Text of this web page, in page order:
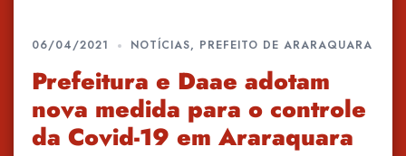
06/04/2021 NOTÍCIAS, PREFEITO DE ARARAQUARA
Prefeitura e Daae adotam
nova medida para o controle
da Covid-19 em Araraquara